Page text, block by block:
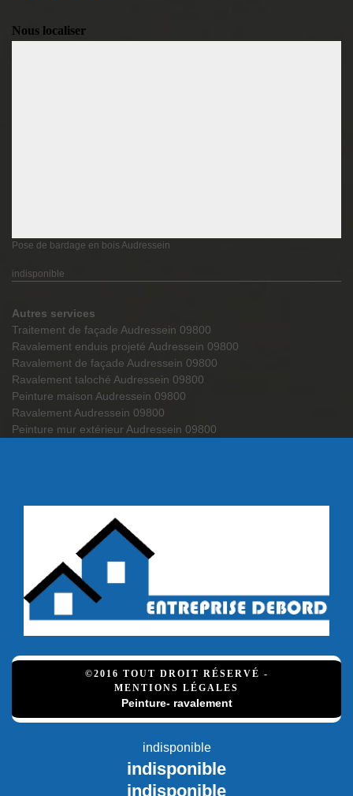
Nous localiser
Pose de bardage en bois Audressein
indisponible
Autres services
Traitement de façade Audressein 09800
Ravalement enduis projeté Audressein 09800
Ravalement de façade Audressein 09800
Ravalement taloché Audressein 09800
Peinture maison Audressein 09800
Ravalement Audressein 09800
Peinture mur extérieur Audressein 09800
©2016 TOUT DROIT RÉSERVÉ -
MENTIONS LÉGALES
Peinture- ravalement
indisponible
indisponible
indisponible